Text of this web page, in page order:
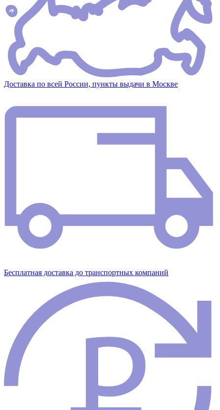
Доставка по всей России, пункты выдачи в Москве
Бесплатная доставка до транспортных компаний